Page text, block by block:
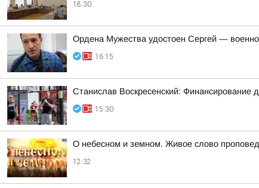
18:30
Ордена Мужества удостоен Сергей —
16:15
Станислав Воскресенский: Финансирование
15:30
О небесном и земном. Живое слово
12:32